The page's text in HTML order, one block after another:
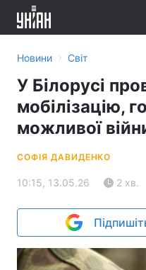
Новини › Світ
У Білорусі
мобілізацію,
можливої
СОФІЯ ДАВИДЕНКО
10:15, 13.05.26 2 хв.